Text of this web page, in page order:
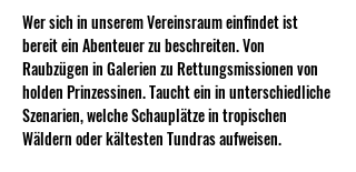
Wer sich in unserem Vereinsraum einfindet ist
bereit ein Abenteuer zu beschreiten. Von
Raubzügen in Galerien zu Rettungsmissionen von
holden Prinzessinen. Taucht ein in unterschiedliche
Szenarien, welche Schauplätze in tropischen
Wäldern oder kältesten Tundras aufweisen.